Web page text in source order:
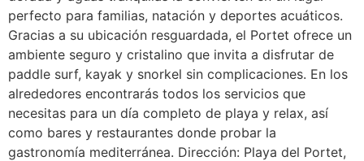
perfecto para familias, natación y deportes acuáticos.
Gracias a su ubicación resguardada, el Portet ofrece un
ambiente seguro y cristalino que invita a disfrutar de
paddle surf, kayak y snorkel sin complicaciones. En los
alrededores encontrarás todos los servicios que
necesitas para un día completo de playa y relax, así
como bares y restaurantes donde probar la
gastronomía mediterránea. Dirección: Playa del Portet,